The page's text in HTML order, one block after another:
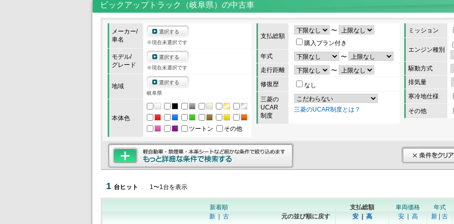
ピックアップトラック（岐阜県）の中古車
メーカー/
車名
選択する
※現在未選択です
モデル/
グレード
選択する
※現在未選択です
地域
選択する
岐阜県
本体色
ツートン
その他
支払総額
〜
購入プラン付き
年式
〜
走行距離
〜
修復歴
なし
三菱の
UCAR
制度
三菱のUCAR制度とは？
ミッション
エンジン種別
駆動方式
排気量
寒冷地仕様
その他
1 台ヒット 1〜1台を表示
新着順
新| 古 元の並び順に戻す
支払総額
安| 高
車両価格
安| 高
年式
新
古